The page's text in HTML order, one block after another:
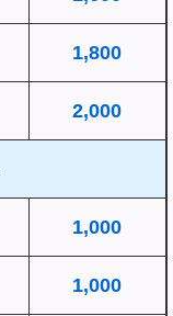
1,800
2,000
1,000
1,000